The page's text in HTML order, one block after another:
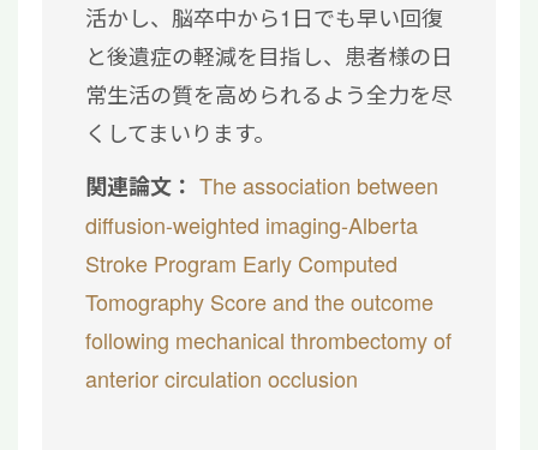
活かし、脳卒中から1日でも早い回復
と後遺症の軽減を目指し、患者様の日
常生活の質を高められるよう全力を尽
くしてまいります。
関連論文： The association between
diffusion-weighted imaging-Alberta
Stroke Program Early Computed
Tomography Score and the outcome
following mechanical thrombectomy of
anterior circulation occlusion